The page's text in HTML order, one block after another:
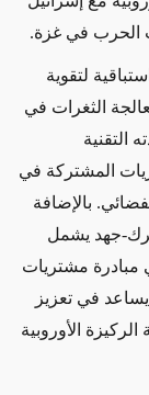
الحرب في غزة.
لتقوية
الثغرات في
التقنية
المشتركة في
بالإضافة
جهد يشمل
مبادرة مشتريات
في تعزيز
الأوروبية